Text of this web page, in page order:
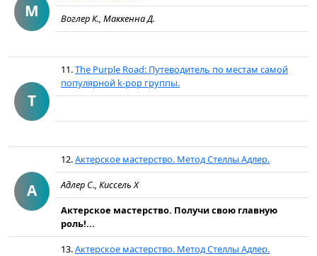
M
Воглер К., Маккенна Д.
T
11.The Purple Road: Путеводитель по местам самой
популярной k-pop группы.
А
12.Актерское мастерство. Метод Стеллы Адлер.
Адлер С., Киссель Х
Актерское мастерство. Получи свою главную
роль!...
13.Актерское мастерство. Метод Стеллы Адлер.